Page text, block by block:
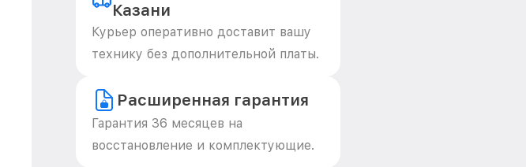
Казани
Курьер оперативно доставит вашу
технику без дополнительной платы.
Расширенная гарантия
Гарантия 36 месяцев на
восстановление и комплектующие.